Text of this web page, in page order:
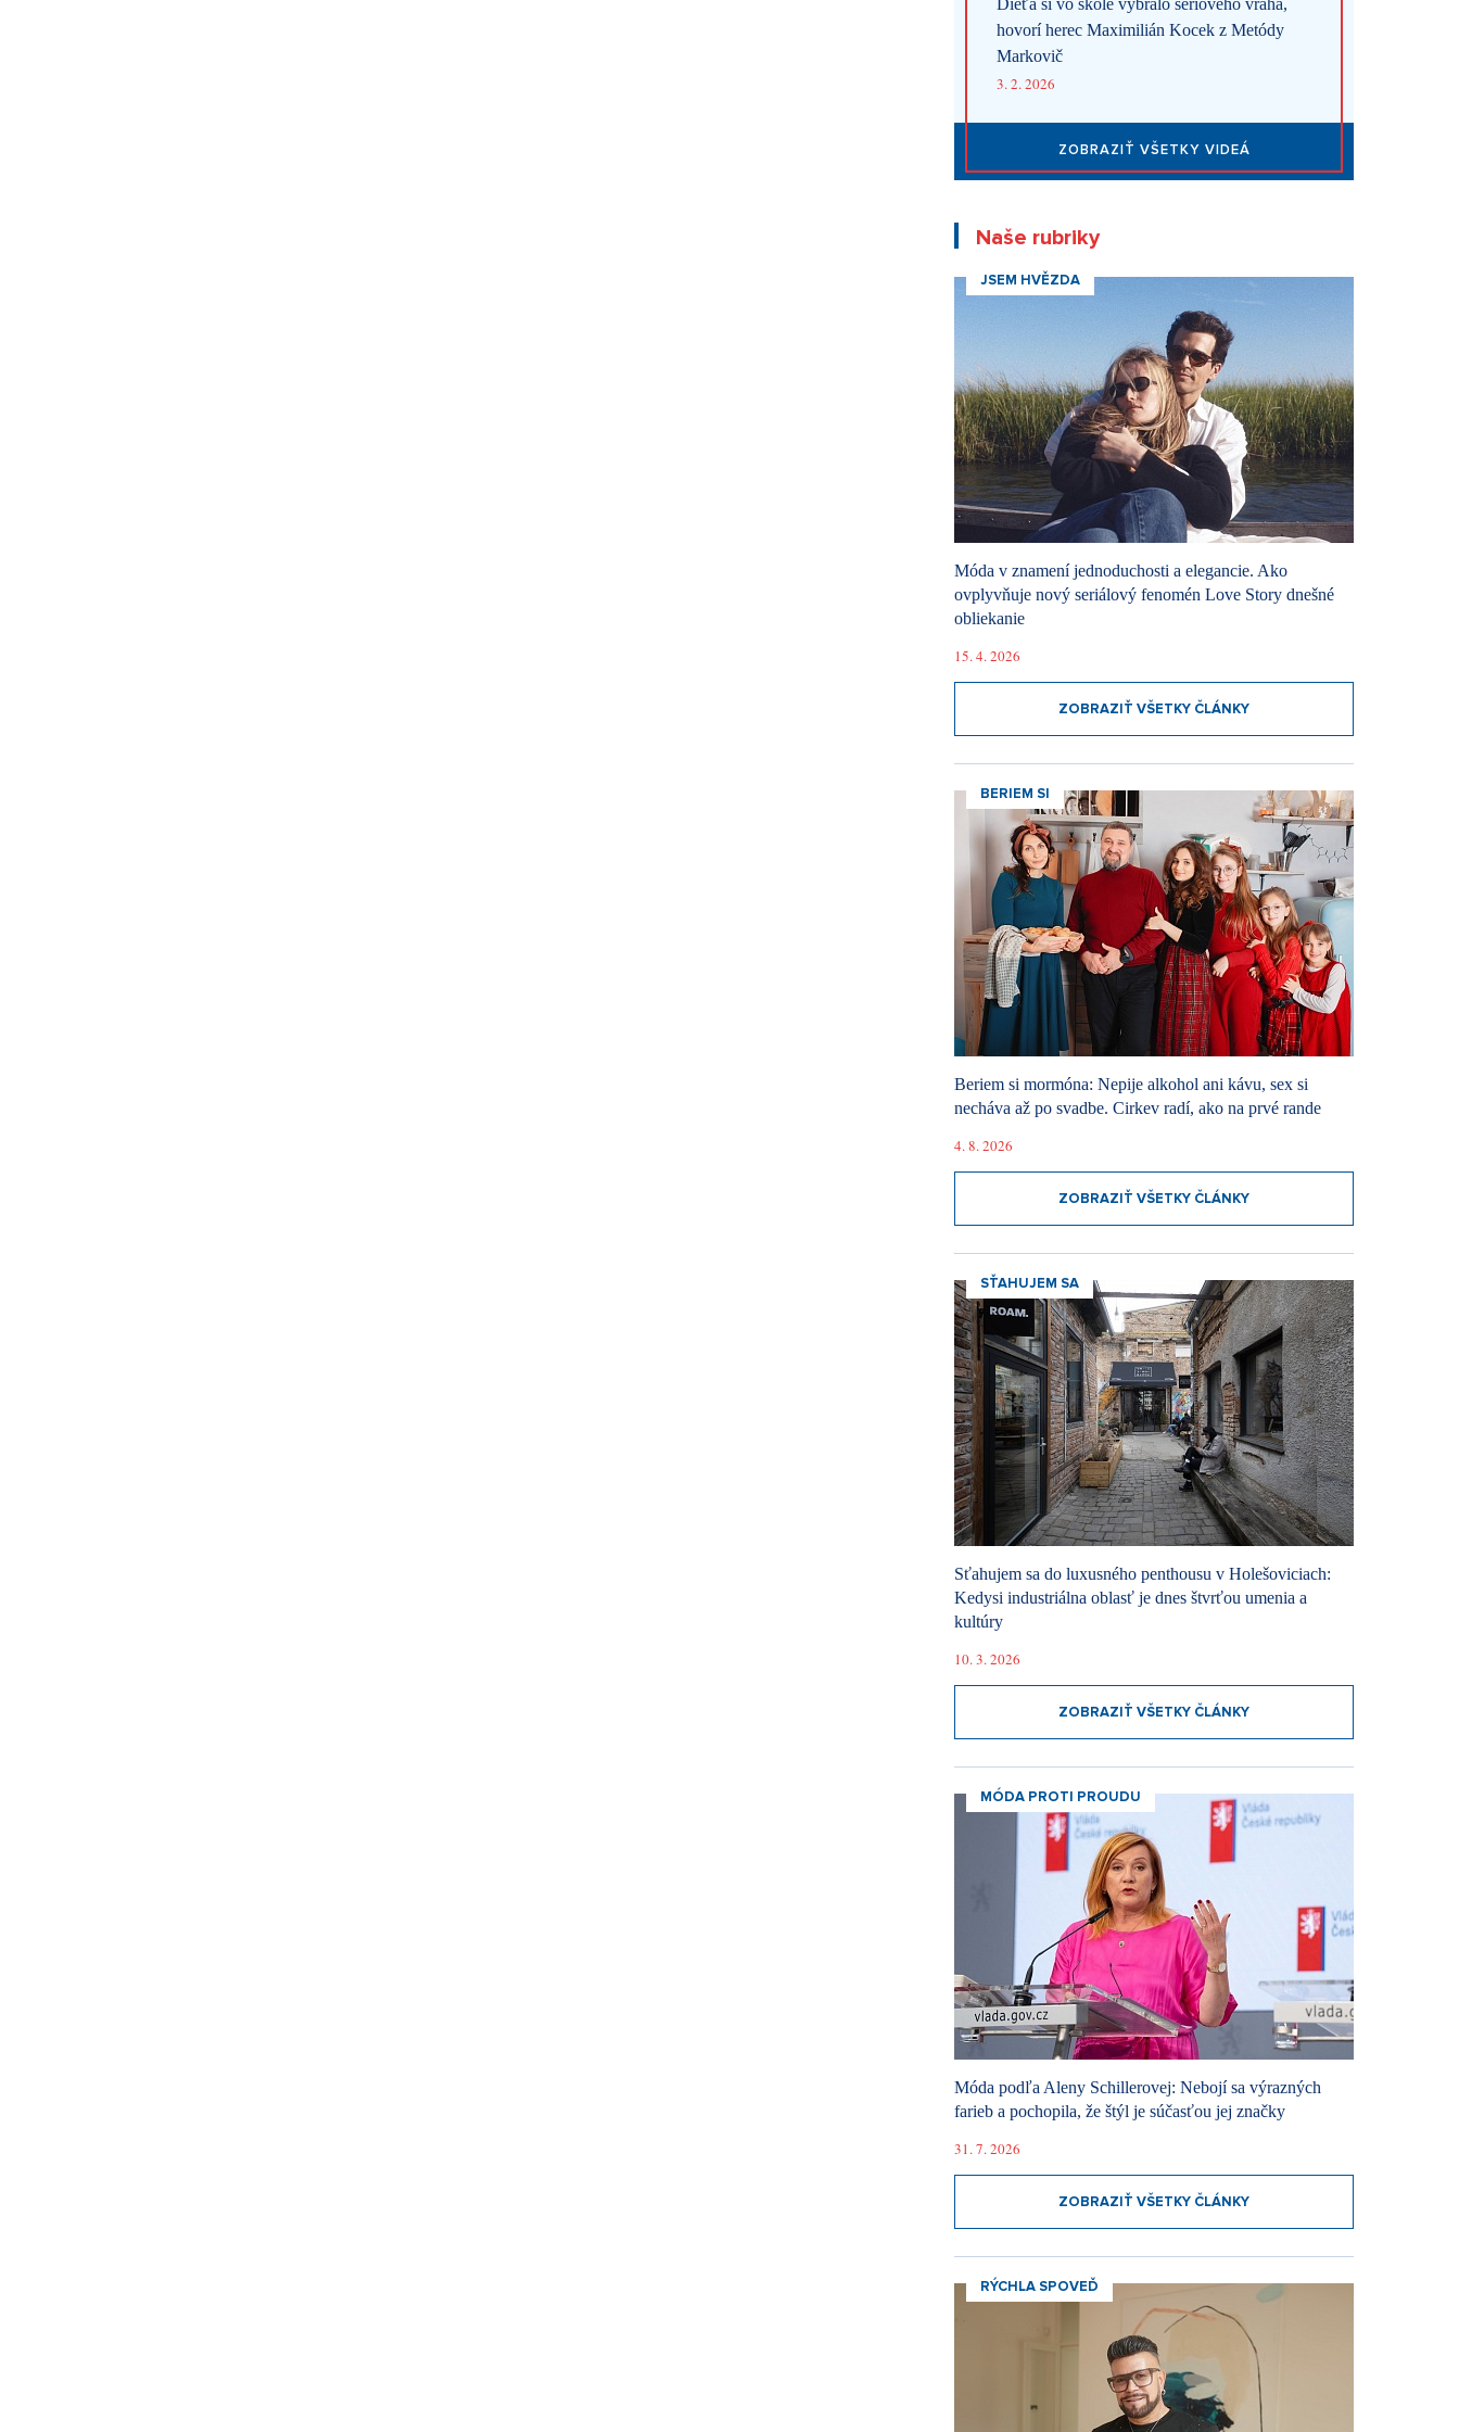
Dieťa si vo škole vybralo sériového vraha,
hovorí herec Maximilián Kocek z Metódy
Markovič
3. 2. 2026
ZOBRAZIŤ VŠETKY VIDEÁ
Naše rubriky
JSEM HVĚZDA
Móda v znamení jednoduchosti a elegancie. Ako
ovplyvňuje nový seriálový fenomén Love Story dnešné
obliekanie
15. 4. 2026
ZOBRAZIŤ VŠETKY ČLÁNKY
BERIEM SI
Beriem si mormóna: Nepije alkohol ani kávu, sex si
necháva až po svadbe. Cirkev radí, ako na prvé rande
4. 8. 2026
ZOBRAZIŤ VŠETKY ČLÁNKY
SŤAHUJEM SA
Sťahujem sa do luxusného penthousu v Holešoviciach:
Kedysi industriálna oblasť je dnes štvrťou umenia a
kultúry
10. 3. 2026
ZOBRAZIŤ VŠETKY ČLÁNKY
MÓDA PROTI PROUDU
Móda podľa Aleny Schillerovej: Nebojí sa výrazných
farieb a pochopila, že štýl je súčasťou jej značky
31. 7. 2026
ZOBRAZIŤ VŠETKY ČLÁNKY
RÝCHLA SPOVEĎ